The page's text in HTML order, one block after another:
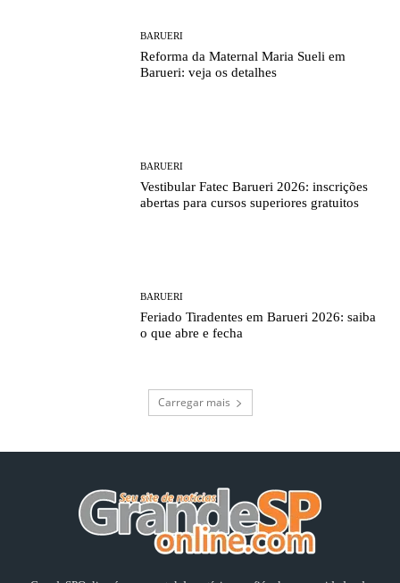
BARUERI
Reforma da Maternal Maria Sueli em
Barueri: veja os detalhes
BARUERI
Vestibular Fatec Barueri 2026: inscrições
abertas para cursos superiores gratuitos
BARUERI
Feriado Tiradentes em Barueri 2026: saiba
o que abre e fecha
Carregar mais